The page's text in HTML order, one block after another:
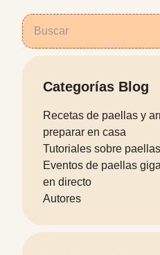
Categorías Blog
Recetas de paellas y
preparar en casa
Tutoriales sobre
Eventos de paellas
en directo
Autores